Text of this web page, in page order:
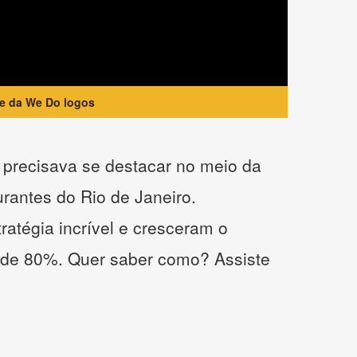
da We Do logos
se destacar no meio da
do Rio de Janeiro.
incrível e cresceram o
80%. Quer saber como? Assiste